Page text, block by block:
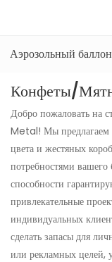
Аэрозольный
Конфеты/
Добро пожаловать на
Metal! Мы предлагаем
цвета и жестяных
потребностями
способности
привлекательные
индивидуальных
сделать запасы для
или рекламных